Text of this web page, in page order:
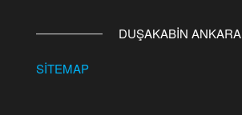
DUŞAKABİN ANKARA
SİTEMAP